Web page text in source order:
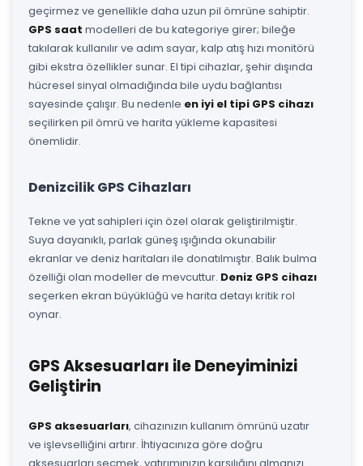
geçirmez ve genellikle daha uzun pil ömrüne sahiptir.
GPS saat modelleri de bu kategoriye girer; bileğe
takılarak kullanılır ve adım sayar, kalp atış hızı monitörü
gibi ekstra özellikler sunar. El tipi cihazlar, şehir dışında
hücresel sinyal olmadığında bile uydu bağlantısı
sayesinde çalışır. Bu nedenle en iyi el tipi GPS cihazı
seçilirken pil ömrü ve harita yükleme kapasitesi
önemlidir.
Denizcilik GPS Cihazları
Tekne ve yat sahipleri için özel olarak geliştirilmiştir.
Suya dayanıklı, parlak güneş ışığında okunabilir
ekranlar ve deniz haritaları ile donatılmıştır. Balık bulma
özelliği olan modeller de mevcuttur. Deniz GPS cihazı
seçerken ekran büyüklüğü ve harita detayı kritik rol
oynar.
GPS Aksesuarları ile Deneyiminizi
Geliştirin
GPS aksesuarları, cihazınızın kullanım ömrünü uzatır
ve işlevselliğini artırır. İhtiyacınıza göre doğru
aksesuarları seçmek, yatırımınızın karşılığını almanızı